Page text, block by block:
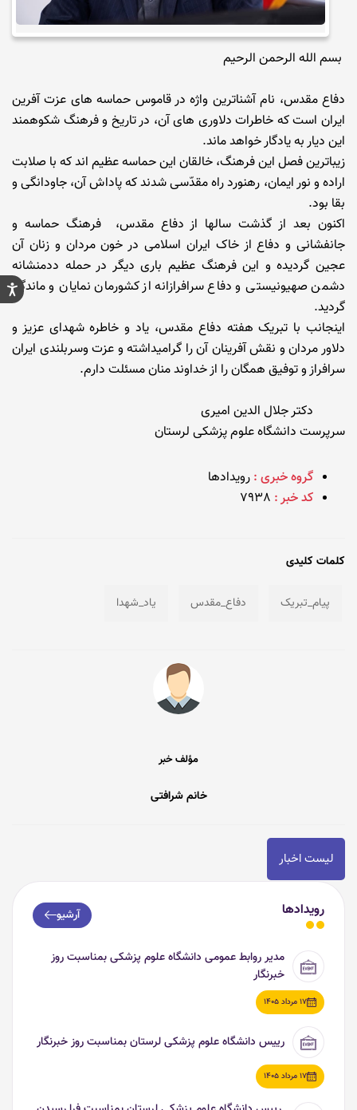
بسم الله الرحمن الرحیم
دفاع مقدس، نام ‏آشناترین واژه در قاموس حماسه ‏های عزت آفرین
ایران است که خاطرات دلاوری ‏های آن، در تاریخ و فرهنگ شکوهمند
این دیار به یادگار خواهد ماند.
زیباترین فصل این فرهنگ، خالقان این حماسه عظیم ‏اند که با صلابت
اراده و نور ایمان، رهنورد راه مقدّسی شدند که پاداش آن، جاودانگی و
بقا بود.
اکنون بعد از گذشت سالها از دفاع مقدس، فرهنگ حماسه و
جانفشانی و دفاع از خاک ایران اسلامی در خون مردان و زنان آن
عجین گردیده و این فرهنگ عظیم باری دیگر در حمله ددمنشانه
دشمن صهیونیستی و دفاع سرافرازانه از کشورمان نمایان و ماندگار
گردید.
اینجانب با تبریک هفته دفاع مقدس، یاد و خاطره شهدای عزیز و
دلاور مردان و نقش آفرینان آن را گرامیداشته و عزت وسربلندی ایران
سرافراز و توفیق همگان را از خداوند منان مسئلت دارم.
دکتر جلال الدین امیری
سرپرست دانشگاه علوم پزشکی لرستان
گروه خبری : رویدادها
کد خبر : 7938
کلمات کلیدی
پیام_تبریک دفاع_مقدس یاد_شهدا
مؤلف خبر
خانم شرافتی
لیست اخبار
رویدادها آرشیو
مدیر روابط عمومی دانشگاه علوم پزشکی بمناسبت روز
خبرنگار
17 مرداد 1405
رییس دانشگاه علوم پزشکی لرستان بمناسبت روز خبرنگار
17 مرداد 1405